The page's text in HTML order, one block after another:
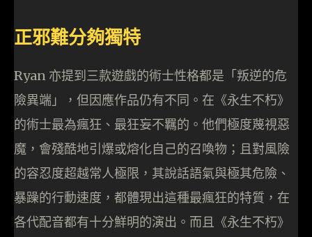
正邪難分夠獨特
Ryan 亦提到三款遊戲的術士性格都是「叛逆的危
險異端」，但因應作品仍有不同。在《永生不朽》
的術士最為瘋狂、最狂妄不羈的。他們極度蔑視惡
魔，會殘酷地引爆或熔化自己的召喚物；且對風險
的容忍度超越常人極限，其說話語氣與極其危險、
暴躁的行動速度，都體現出這種最瘋狂的特質，在
各代配音都有十分鮮明的演出。而且《永生不朽》